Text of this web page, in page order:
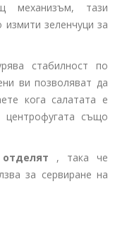
механизъм, тази
зеленчуци за
стабилност по
ви позволяват да
кога салатата е
също
отделят , така че
за сервиране на